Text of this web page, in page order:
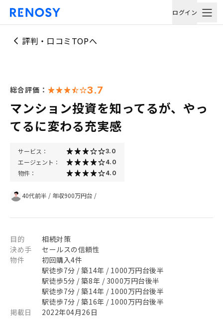
ログイン
評判・口コミTOPへ
総合評価： 3.7
マンション投資を知ってるが、やっ
てるに変わる充実感
サービス： 3.0
エージェント： 4.0
物件： 4.0
40代前半 / 年収900万円台 /
目的
相続対策
決め手
セールスの信頼性
物件
初回購入4件
駅徒歩7分 / 築14年 / 1000万円台後半
駅徒歩5分 / 築8年 / 3000万円台後半
駅徒歩7分 / 築14年 / 1000万円台後半
駅徒歩7分 / 築16年 / 1000万円台後半
掲載日
2022年04月26日